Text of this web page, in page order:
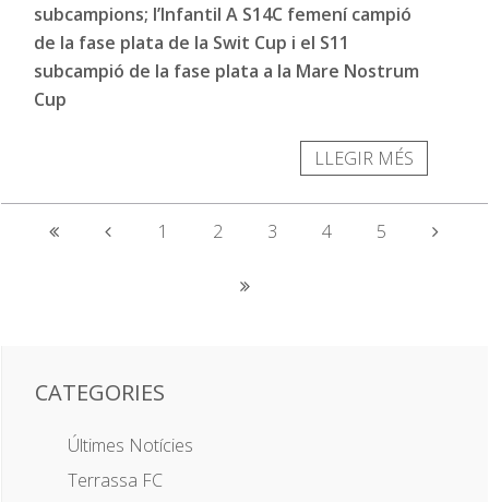
subcampions; l’Infantil A S14C femení campió
de la fase plata de la Swit Cup i el S11
subcampió de la fase plata a la Mare Nostrum
Cup
LLEGIR MÉS
1 2 3 4 5
CATEGORIES
Últimes Notícies
Terrassa FC